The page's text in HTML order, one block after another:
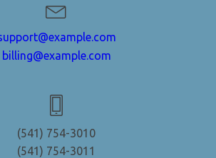
billing@example.com
(541) 754-3010
(541) 754-3011